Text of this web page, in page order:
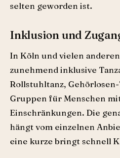
selten geworden ist.
Inklusion und
In Köln und vielen
zunehmend inklusive
Rollstuhltanz,
Gruppen für Menschen
Einschränkungen. Die
hängt vom einzelnen
eine kurze bringt schnell